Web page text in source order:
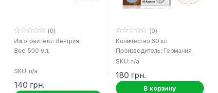
0
o
u
f
5
(0)
Изготовитель: Венгрия
Вес: 500 мл.
SKU: n/a
140 грн.
0
o
u
o
5
(0)
Количество:60 шт
Производитель: Германия
SKU: n/a
180 грн.
В корзину